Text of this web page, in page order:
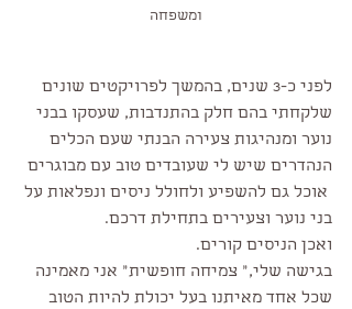
ומשפחה
לפני כ-3 שנים, בהמשך לפרויקטים שונים
שלקחתי בהם חלק בהתנדבות, שעסקו בבני
נוער ומנהיגות צעירה הבנתי שעם הכלים
הנהדרים שיש לי שעובדים טוב עם מבוגרים
אוכל גם להשפיע ולחולל ניסים ונפלאות על
בני נוער וצעירים בתחילת דרכם.
ואכן הניסים קורים.
בגישה שלי," צמיחה חופשית" אני מאמינה
שכל אחד מאיתנו בעל יכולת להיות הטוב